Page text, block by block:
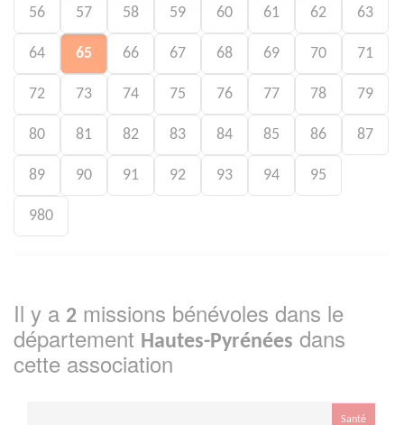
56 57 58 59 60 61 62 63
64 65 66 67 68 69 70 71
72 73 74 75 76 77 78 79
80 81 82 83 84 85 86 87
89 90 91 92 93 94 95
980
Il y a 2 missions bénévoles dans le
département Hautes-Pyrénées dans
cette association
Santé